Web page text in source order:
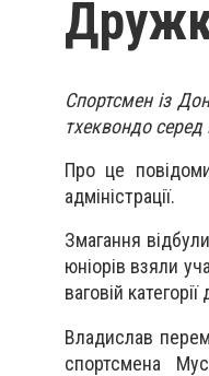
Спортсмен із
тхеквондо серед
Про це
адміністрації.
Змагання
юніорів взяли
ваговій
Владислав
спортсмена